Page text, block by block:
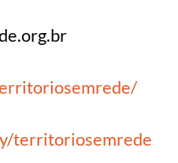
territoriosemrede